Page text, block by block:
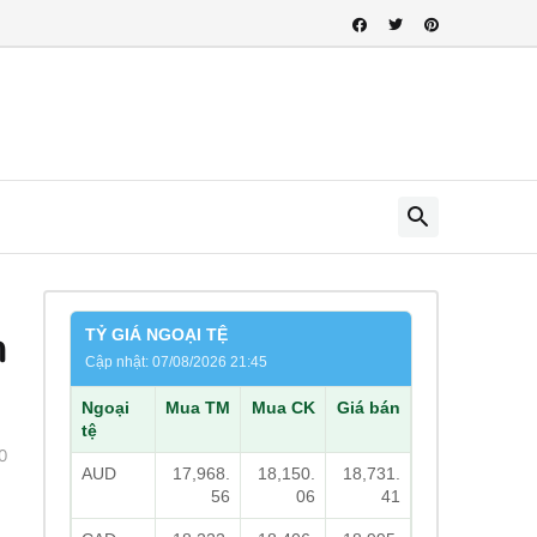
TỶ GIÁ NGOẠI TỆ
Cập nhật: 07/08/2026 21:45
Ngoại
tệ
Mua TM Mua CK Giá bán
AUD
17,968.
56
18,150.
06
18,731.
41